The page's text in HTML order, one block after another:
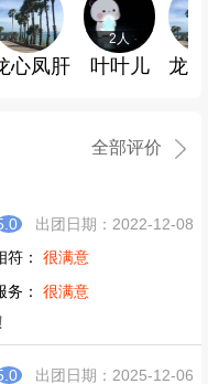
体滑坡、落石；
侵扰、有毒植物
在这些风险，予以谨
损失的发生。
素材使用权（包括且